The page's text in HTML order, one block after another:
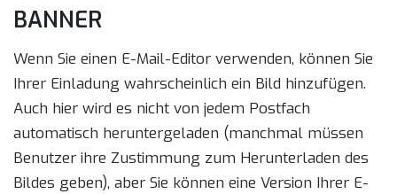
BANNER
Wenn Sie einen E-Mail-Editor verwenden, können Sie
Ihrer Einladung wahrscheinlich ein Bild hinzufügen.
Auch hier wird es nicht von jedem Postfach
automatisch heruntergeladen (manchmal müssen
Benutzer ihre Zustimmung zum Herunterladen des
Bildes geben), aber Sie können eine Version Ihrer E-